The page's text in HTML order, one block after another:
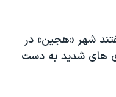
شهر «هجین» در
های شدید به دست